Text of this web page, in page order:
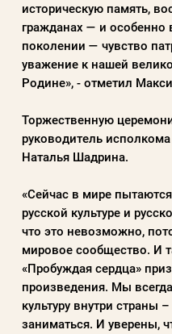
историческую память,
гражданах — и
поколении — чувство
уважение к нашей
Родине», - отметил
Торжественную
руководитель
Наталья Шадрина.
«Сейчас в мире
русской культуре и
что это невозможно,
мировое сообщество. И
«Пробуждая сердца»
произведения. Мы
культуру внутри страны
заниматься. И уверены,